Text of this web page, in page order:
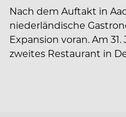
Nach dem Auftakt in
niederländische
Expansion voran. Am
zweites Restaurant in